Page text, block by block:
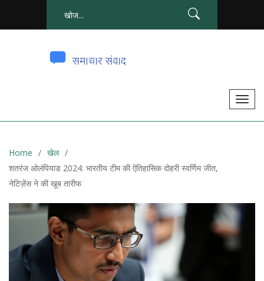
टॉ
Home
खेल
शतरंज ओलंपियाड 2024: भारतीय टीम की ऐतिहासिक दोहरी स्वर्णिम जीत,
नेटिज़ेंस ने की खूब तारीफ